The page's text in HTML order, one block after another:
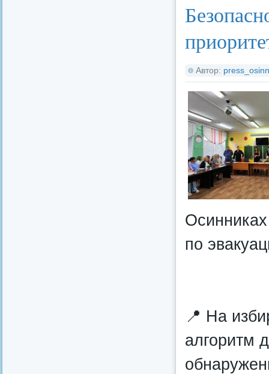
Автор:
по
📍 На
алгоритм